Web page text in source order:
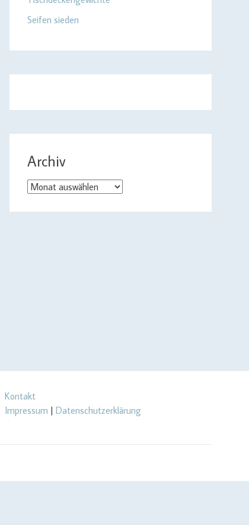
Seifen sieden
Archiv
Archiv
Kontakt
Impressum | Datenschutzerklärung